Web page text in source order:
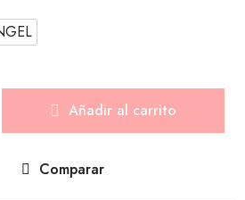
Añadir al carrito
Comparar